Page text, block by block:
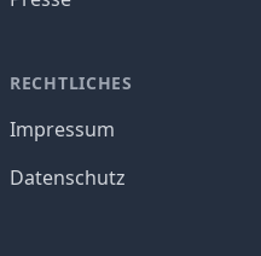
RECHTLICHES
Impressum
Datenschutz